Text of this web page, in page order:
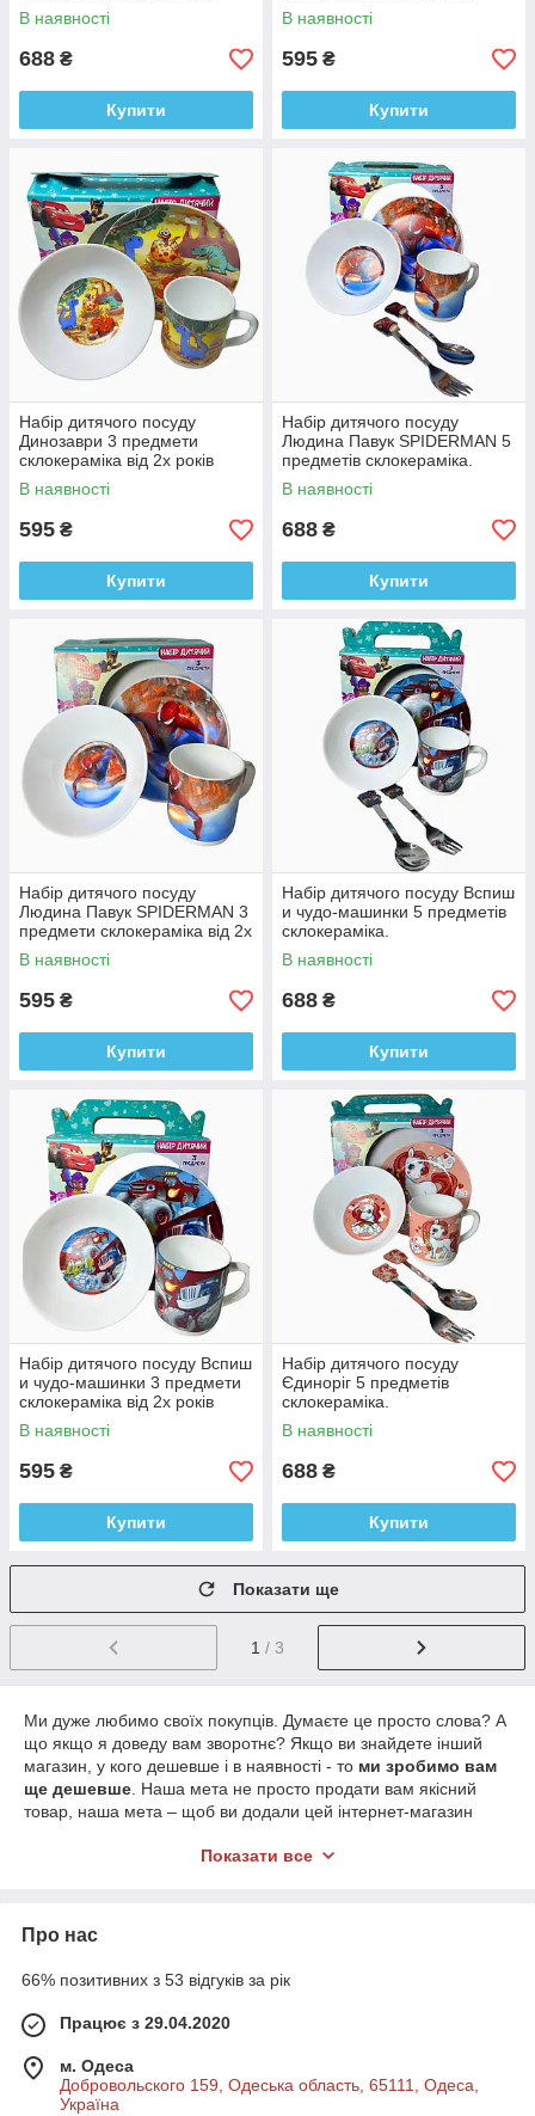
В наявності
688 ₴
Купити
В наявності
595 ₴
Купити
Набір дитячого посуду
Динозаври 3 предмети
склокераміка від 2х років
В наявності
595 ₴
Купити
Набір дитячого посуду
Людина Павук SPIDERMAN 5
предметів склокераміка.
В наявності
688 ₴
Купити
Набір дитячого посуду
Людина Павук SPIDERMAN 3
предмети склокераміка від 2х
років
В наявності
595 ₴
Купити
Набір дитячого посуду Вспиш
и чудо-машинки 5 предметів
склокераміка.
В наявності
688 ₴
Купити
Набір дитячого посуду Вспиш
и чудо-машинки 3 предмети
склокераміка від 2х років
В наявності
595 ₴
Купити
Набір дитячого посуду
Єдиноріг 5 предметів
склокераміка.
В наявності
688 ₴
Купити
Показати ще
1 / 3
Ми дуже любимо своїх покупців. Думаєте це просто слова? А
що якщо я доведу вам зворотнє? Якщо ви знайдете інший
магазин, у кого дешевше і в наявності - то ми зробимо вам
ще дешевше . Наша мета не просто продати вам якісний
товар, наша мета – щоб ви додали цей інтернет-магазин
регулярно, а для цього…
дитячого будинку;
з улюбленими героями мультфільму, у вас не вистачає
коштів, ми готові надати додаткову знижку. Головне щоб ваша
дитина був щасливий.
Для отримання додаткової знижки, озвучте це
Показати все
Про нас
66% позитивних з 53 відгуків за рік
Працює з 29.04.2020
м. Одеса
Добровольского 159, Одеська область, 65111, Одеса,
Україна